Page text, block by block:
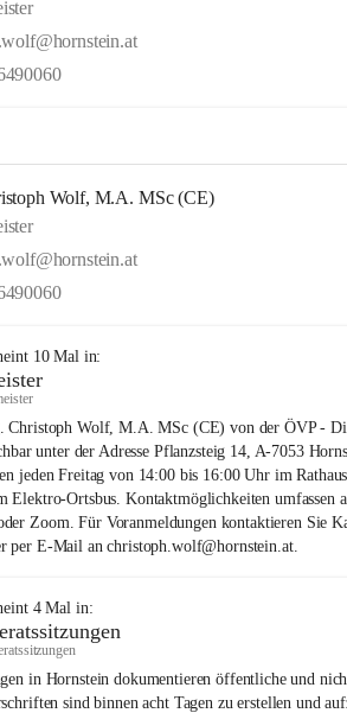
Wolf, M.A. MSc (CE)
10Mal in:
Christoph Wolf, M.A. MSc (CE) von der ÖVP -
unter der Adresse Pflanzsteig 14, A-7053
jeden Freitag von 14:00 bis 16:00 Uhr im
Elektro-Ortsbus. Kontaktmöglichkeiten umfassen
Zoom. Für Voranmeldungen kontaktieren Sie
per E-Mail an christoph.wolf@hornstein.at.
4Mal in:
in Hornstein dokumentieren öffentliche und
sind binnen acht Tagen zu erstellen und